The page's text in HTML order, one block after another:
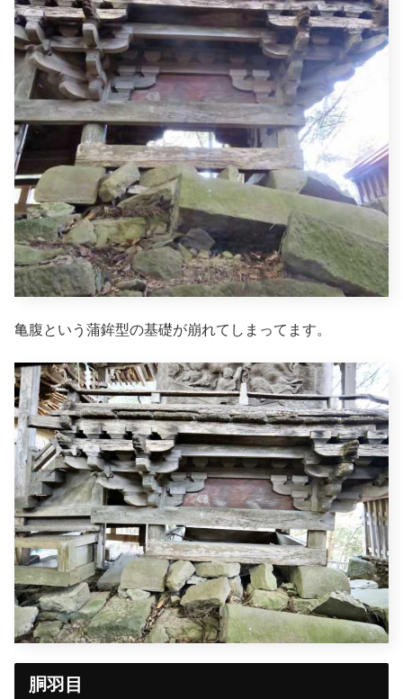
亀腹という蒲鉾型の基礎が崩れてしまってます。
胴羽目